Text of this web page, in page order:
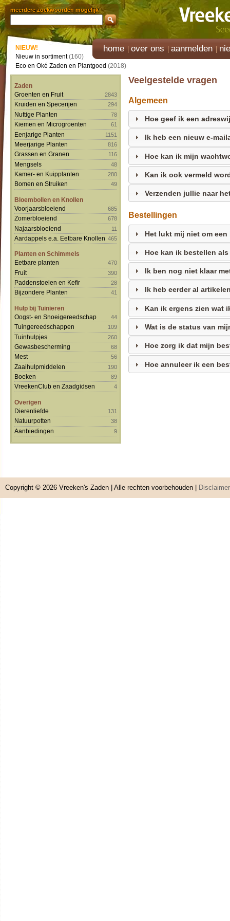
meerdere zoekwoorden mogelijk
home over ons aanmelden
NIEUW!
Nieuw in sortiment(160)
Eco en Oké Zaden en Plantgoed (2018)
Zaden
Groenten en Fruit
2843
Kruiden en Specerijen 294
Nuttige Planten 78
Kiemen en Microgroenten 61
Eenjarige Planten 1151
Meerjarige Planten 816
Grassen en Granen 116
Mengsels 48
Kamer- en Kuipplanten 280
Bomen en Struiken 49
Bloembollen en Knollen
Voorjaarsbloeiend
685
Zomerbloeiend 678
Najaarsbloeiend 11
Aardappels e.a. Eetbare Knollen 465
Planten en Schimmels
Eetbare planten
470
Fruit 390
Paddenstoelen en Kefir 28
Bijzondere Planten 41
Hulp bij Tuinieren
Oogst- en Snoeigereedschap
44
Tuingereedschappen 109
Tuinhulpjes 260
Gewasbescherming 68
Mest 56
Zaaihulpmiddelen 190
Boeken 89
VreekenClub en Zaadgidsen 4
Overigen
Dierenliefde
131
Natuurpotten 38
Aanbiedingen 9
Veelgestelde vragen
Algemeen
Hoe geef ik een
Ik heb een nieuw e-
Hoe kan ik mijn
Kan ik ook vermeld
Verzenden jullie naar
Bestellingen
Het lukt mij niet om
Hoe kan ik bestellen
Ik ben nog niet klaar
Ik heb eerder al
Kan ik ergens zien wat
Wat is de status van
Hoe zorg ik dat mijn
Hoe annuleer ik een
Copyright © 2026 Vreeken's Zaden | Alle rechten voorbehouden | Disclaimer